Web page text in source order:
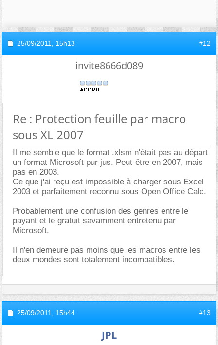
25/09/2011, 15h13 #12
invite8666d089
Re : Protection feuille par macro
sous XL 2007
Il me semble que le format .xlsm n'était pas au départ
un format Microsoft pur jus. Peut-être en 2007, mais
pas en 2003.
Ce que j'ai reçu est impossible à charger sous Excel
2003 et parfaitement reconnu sous Open Office Calc.
Probablement une confusion des genres entre le
payant et le gratuit savamment entretenu par
Microsoft.
Il n'en demeure pas moins que les macros entre les
deux mondes sont totalement incompatibles.
25/09/2011, 15h44 #13
JPL